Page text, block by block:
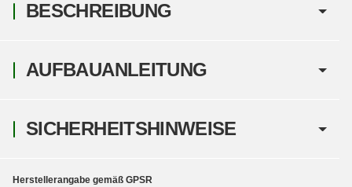
BESCHREIBUNG
AUFBAUANLEITUNG
SICHERHEITSHINWEISE
Herstellerangabe gemäß GPSR